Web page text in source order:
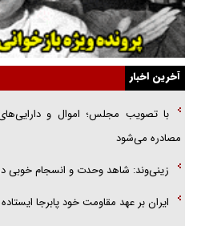
گفت‌وگو با آیت‌الله جاودان/ جفای مخالفان
ارتقا می‌داد
راننده مست به قانون می‌خندد
همه آقای دوربینی شده‌ایم!
آخرین اخبار
با تصویب مجلس؛ اموال و
مصادره می‌شود
زینی‌وند: شاهد وحدت و انسجام خوبی
ایران بر عهد مقاومت خود پابرجا